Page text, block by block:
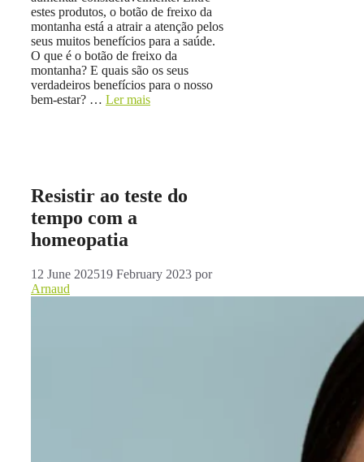
estes produtos, o botão de freixo da
montanha está a atrair a atenção pelos
seus muitos benefícios para a saúde.
O que é o botão de freixo da
montanha? E quais são os seus
verdadeiros benefícios para o nosso
bem-estar? … Ler mais
Resistir ao teste do
tempo com a
homeopatia
12 June 202519 February 2023 por
Arnaud